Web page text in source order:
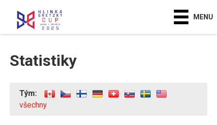
MENU
Statistiky
Tým:
všechny